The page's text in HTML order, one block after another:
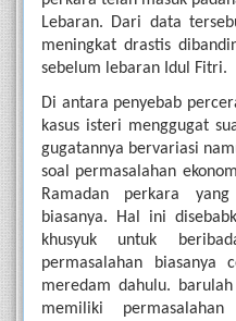
Lebaran. Dari data
meningkat drastis
sebelum lebaran Idul Fitri.
Di antara penyebab
kasus isteri menggugat
gugatannya bervariasi
soal permasalahan
Ramadan perkara
biasanya. Hal ini
khusyuk untuk
permasalahan biasanya
meredam dahulu.
memiliki